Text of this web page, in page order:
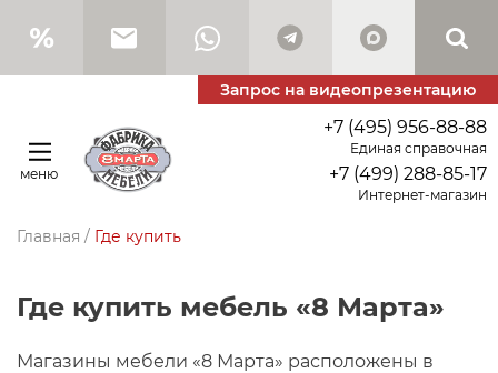
Запрос на видеопрезентацию
меню
+7 (495) 956-88-88
Единая справочная
+7 (499) 288-85-17
Интернет-магазин
Главная / Где купить
Где купить мебель «8 Марта»
Магазины мебели «8 Марта» расположены в